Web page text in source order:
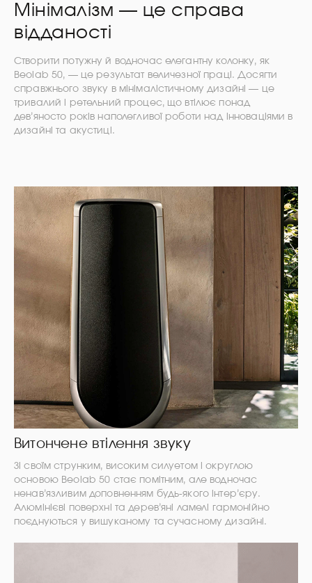
Мінімалізм — це справа
відданості
Створити потужну й водночас елегантну колонку, як
Beolab 50, — це результат величезної праці. Досягти
справжнього звуку в мінімалістичному дизайні — це
тривалий і ретельний процес, що втілює понад
дев’яносто років наполегливої роботи над інноваціями в
дизайні та акустиці.
Витончене втілення звуку
Зі своїм струнким, високим силуетом і округлою
основою Beolab 50 стає помітним, але водночас
ненав’язливим доповненням будь-якого інтер’єру.
Алюмінієві поверхні та дерев’яні ламелі гармонійно
поєднуються у вишуканому та сучасному дизайні.